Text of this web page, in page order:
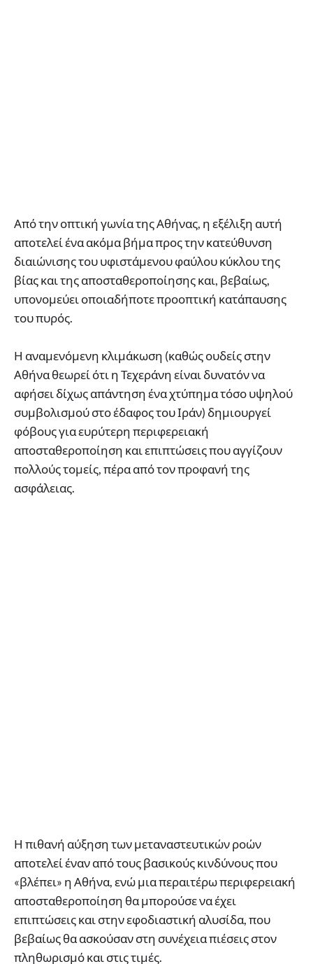
Από την οπτική γωνία της Αθήνας, η εξέλιξη αυτή
αποτελεί ένα ακόμα βήμα προς την κατεύθυνση
διαιώνισης του υφιστάμενου φαύλου κύκλου της
βίας και της αποσταθεροποίησης και, βεβαίως,
υπονομεύει οποιαδήποτε προοπτική κατάπαυσης
του πυρός.
Η αναμενόμενη κλιμάκωση (καθώς ουδείς στην
Αθήνα θεωρεί ότι η Τεχεράνη είναι δυνατόν να
αφήσει δίχως απάντηση ένα χτύπημα τόσο υψηλού
συμβολισμού στο έδαφος του Ιράν) δημιουργεί
φόβους για ευρύτερη περιφερειακή
αποσταθεροποίηση και επιπτώσεις που αγγίζουν
πολλούς τομείς, πέρα από τον προφανή της
ασφάλειας.
Η πιθανή αύξηση των μεταναστευτικών ροών
αποτελεί έναν από τους βασικούς κινδύνους που
«βλέπει» η Αθήνα, ενώ μια περαιτέρω περιφερειακή
αποσταθεροποίηση θα μπορούσε να έχει
επιπτώσεις και στην εφοδιαστική αλυσίδα, που
βεβαίως θα ασκούσαν στη συνέχεια πιέσεις στον
πληθωρισμό και στις τιμές.